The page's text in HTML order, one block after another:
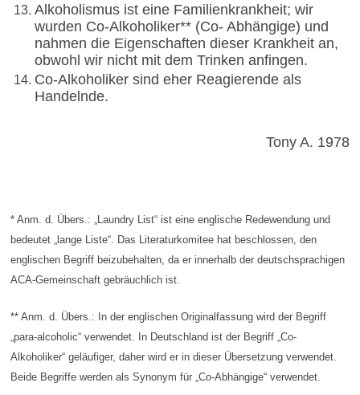
Alkoholismus ist eine Familienkrankheit; wir
wurden Co-Alkoholiker** (Co- Abhängige) und
nahmen die Eigenschaften dieser Krankheit an,
obwohl wir nicht mit dem Trinken anfingen.
Co-Alkoholiker sind eher Reagierende als
Handelnde.
Tony A. 1978
* Anm. d. Übers.: „Laundry List“ ist eine englische Redewendung und
bedeutet „lange Liste“. Das Literaturkomitee hat beschlossen, den
englischen Begriff beizubehalten, da er innerhalb der deutschsprachigen
ACA-Gemeinschaft gebräuchlich ist.
** Anm. d. Übers.: In der englischen Originalfassung wird der Begriff
„para-alcoholic“ verwendet. In Deutschland ist der Begriff „Co-
Alkoholiker“ geläufiger, daher wird er in dieser Übersetzung verwendet.
Beide Begriffe werden als Synonym für „Co-Abhängige“ verwendet.